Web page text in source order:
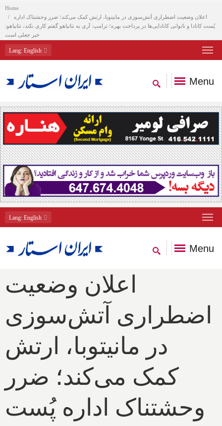
Home
اعلان وضعیت اضطراری آتش‌سوزی در مانیتوبا، ارتش کمک می‌کند؛ ضرر وحشتناک اداره
پُست کانادا و ناتوانی کانادایی‌ها در پرداخت بهره؛ ترامپ: آری به نتانیاهو گفتم کاری نکند، نتانیاهو:
خبر جعلی است
Lang: English
Menu
Lang: English
Menu
اعلان وضعیت
اضطراری آتش‌سوزی
در مانیتوبا، ارتش
کمک می‌کند؛ ضرر
وحشتناک اداره پُست